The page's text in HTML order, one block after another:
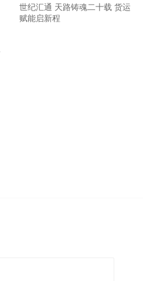
世纪汇通 天路铸魂二十载 货运
赋能启新程